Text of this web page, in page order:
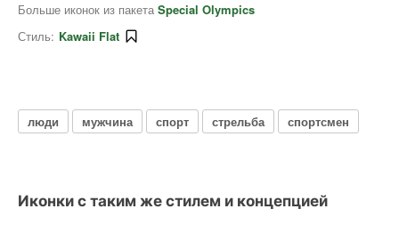
Больше иконок из пакета Special Olympics
Стиль: Kawaii Flat
люди мужчина спорт стрельба спортсмен
Иконки с таким же стилем и концепцией